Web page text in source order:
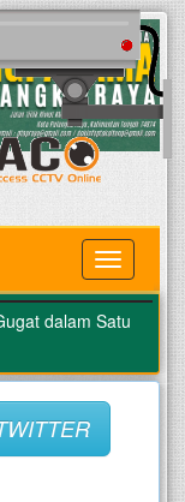
MENU
dalam Satu